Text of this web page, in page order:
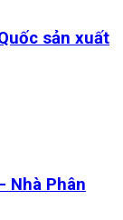
sản xuất
Nhà Phân